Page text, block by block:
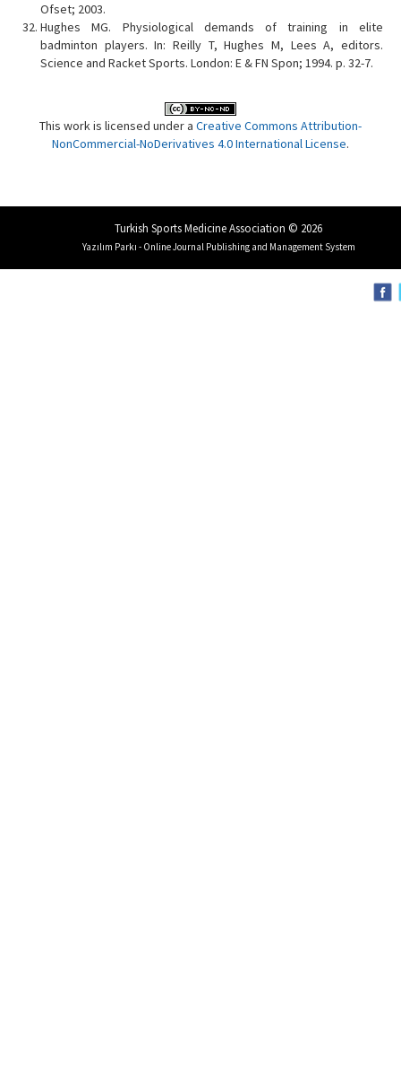
Ofset; 2003.
Hughes MG. Physiological demands of training in elite
badminton players. In: Reilly T, Hughes M, Lees A, editors.
Science and Racket Sports. London: E & FN Spon; 1994. p. 32-7.
This work is licensed under a Creative Commons Attribution-
NonCommercial-NoDerivatives 4.0 International License.
Turkish Sports Medicine Association © 2026
Yazılım Parkı - Online Journal Publishing and Management System